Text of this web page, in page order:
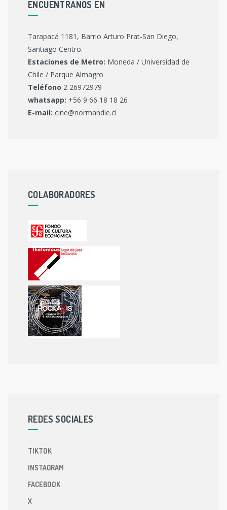
ENCUENTRANOS EN
Tarapacá 1181, Barrio Arturo Prat-San Diego,
Santiago Centro.
Estaciones de Metro: Moneda / Universidad de
Chile / Parque Almagro
Teléfono 2 26972979
whatsapp: +56 9 66 18 18 26
E-mail: cine@normandie.cl
COLABORADORES
REDES SOCIALES
TIKTOK
INSTAGRAM
FACEBOOK
X